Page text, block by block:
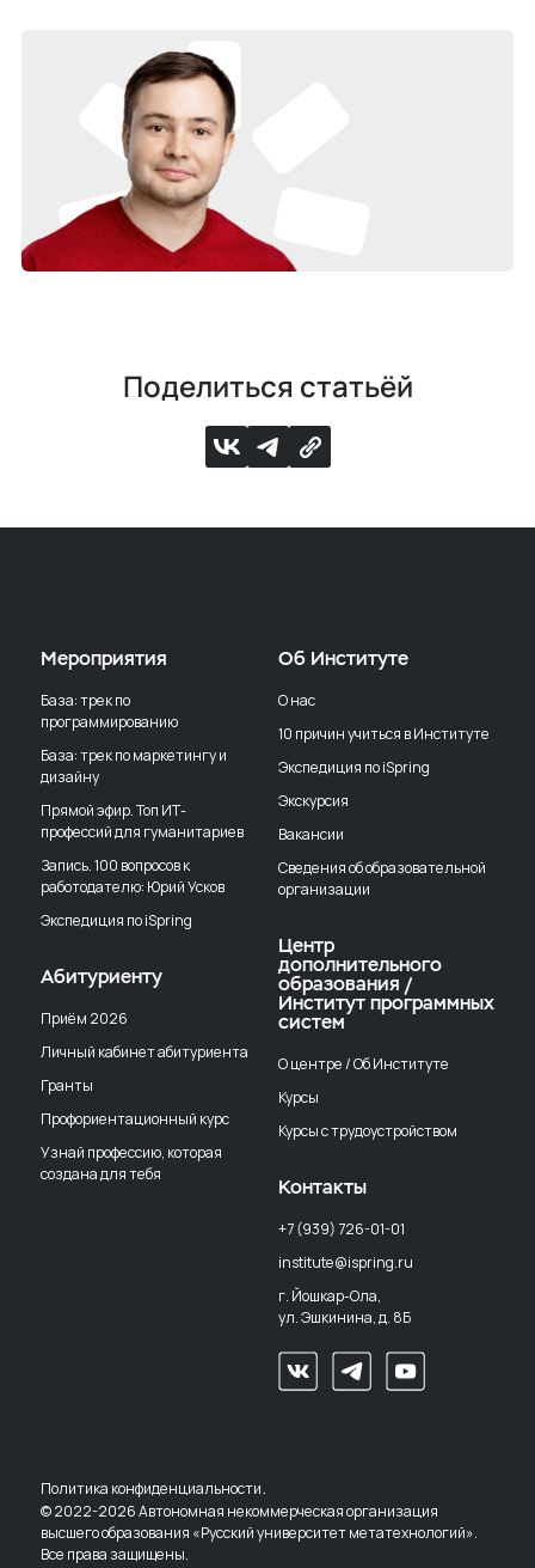
Поделиться статьёй
Мероприятия
База: трек по
программированию
База: трек по маркетингу и
дизайну
Прямой эфир. Топ ИТ-
профессий для гуманитариев
Запись. 100 вопросов к
работодателю: Юрий Усков
Экспедиция по iSpring
Абитуриенту
Приём 2026
Личный кабинет абитуриента
Гранты
Профориентационный курс
Узнай профессию, которая
создана для тебя
Об Институте
О нас
10 причин учиться в Институте
Экспедиция по iSpring
Экскурсия
Вакансии
Сведения об образовательной
организации
Центр
дополнительного
образования /
Институт программных
систем
О центре / Об Институте
Курсы
Курсы с трудоустройством
Контакты
+7 (939) 726-01-01
institute@ispring.ru
г. Йошкар-Ола,
ул. Эшкинина, д. 8Б
Политика конфиденциальности.
© 2022-2026 Автономная некоммерческая организация
высшего образования «Русский университет метатехнологий».
Все права защищены.